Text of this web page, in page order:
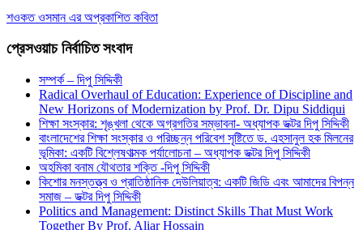
শওকত ওসমান এর অপ্রকাশিত কবিতা
প্রেসওয়াচ নির্বাচিত সংবাদ
সম্পর্ক – দিপু সিদ্দিকী
Radical Overhaul of Education: Experience of Discipline and
New Horizons of Modernization by Prof. Dr. Dipu Siddiqui
শিক্ষা সংস্কার: শৃঙ্খলা থেকে অগ্রগতির সম্ভাবনা- অধ্যাপক ডক্টর দিপু সিদ্দিকী
বাংলাদেশের শিক্ষা সংস্কার ও পরিচ্ছন্ন পরিবেশ সৃষ্টিতে ড. এহসানুল হক মিলনের
ভূমিকা: একটি বিশ্লেষণাত্মক পর্যালোচনা – অধ্যাপক ডক্টর দিপু সিদ্দিকী
অহমিকা বনাম যৌথতার শক্তি -দিপু সিদ্দিকী
কিশোর মনস্তত্ত্ব ও প্রাতিষ্ঠানিক দেউলিয়াত্ব: একটি জিডি এবং আমাদের বিপন্ন
সমাজ – ডক্টর দিপু সিদ্দিকী
Politics and Management: Distinct Skills That Must Work
Together By Prof. Aliar Hossain